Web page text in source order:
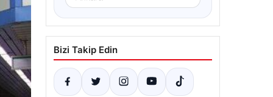
Bizi Takip Edin